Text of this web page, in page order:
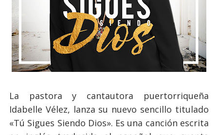
La pastora y cantautora puertorriqueña
Idabelle Vélez, lanza su nuevo sencillo titulado
«Tú Sigues Siendo Dios». Es una canción escrita